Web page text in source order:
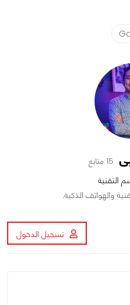
15 متابع
التقنية
والهواتف الذكية.
تسجيل الدخول